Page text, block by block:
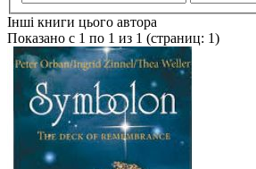
Інші книги цього автора
Показано с 1 по 1 из 1 (страниц: 1)